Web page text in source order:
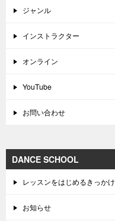
ジャンル
インストラクター
オンライン
YouTube
お問い合わせ
DANCE SCHOOL
レッスンをはじめるきっかけ
お知らせ